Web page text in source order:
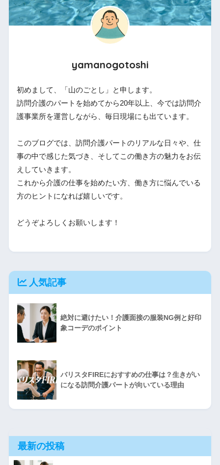
yamanogotoshi
初めまして、「山のごとし」と申します。
訪問介護のパートを始めてから20年以上、今では訪問介
護事業所を運営しながら、毎日現場にも出ています。
このブログでは、訪問介護パートのリアルな日々や、仕
事の中で感じた気づき、そしてこの働き方の魅力をお伝
えしていきます。
これから介護の仕事を始めたい方、働き方に悩んでいる
方のヒントになれば嬉しいです。
どうぞよろしくお願いします！
人気記事
絶対に避けたい！介護面接の服装NG例と好印
象コーデのポイント
バリスタFIREにおすすめの仕事は？生きがい
になる訪問介護パートが向いている理由
最新の投稿